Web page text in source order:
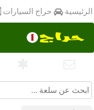
الرئيسية حراج السيارات